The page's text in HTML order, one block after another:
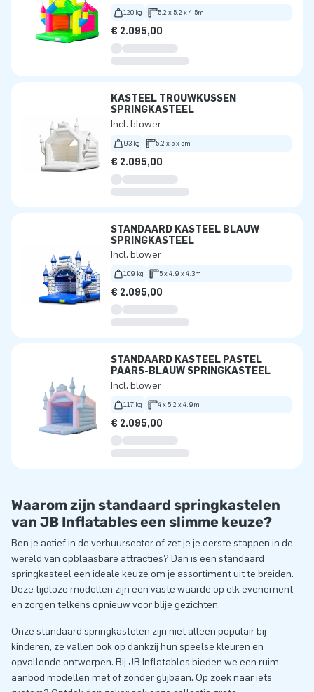
120 kg 5.2 x 5.2 x 4.5m
€ 2.095,00
KASTEEL TROUWKUSSEN
SPRINGKASTEEL
Incl. blower
93 kg 5.2 x 5 x 5m
€ 2.095,00
STANDAARD KASTEEL BLAUW
SPRINGKASTEEL
Incl. blower
109 kg 5 x 4.9 x 4.3m
€ 2.095,00
STANDAARD KASTEEL PASTEL
PAARS-BLAUW SPRINGKASTEEL
Incl. blower
117 kg 4 x 5.2 x 4.9m
€ 2.095,00
Waarom zijn standaard springkastelen
van JB Inflatables een slimme keuze?
Ben je actief in de verhuursector of zet je je eerste stappen in de
wereld van opblaasbare attracties? Dan is een standaard
springkasteel een ideale keuze om je assortiment uit te breiden.
Deze tijdloze modellen zijn een vaste waarde op elk evenement
en zorgen telkens opnieuw voor blije gezichten.
Onze standaard springkastelen zijn niet alleen populair bij
kinderen, ze vallen ook op dankzij hun speelse kleuren en
opvallende ontwerpen. Bij JB Inflatables bieden we een ruim
aanbod modellen met of zonder glijbaan. Op zoek naar iets